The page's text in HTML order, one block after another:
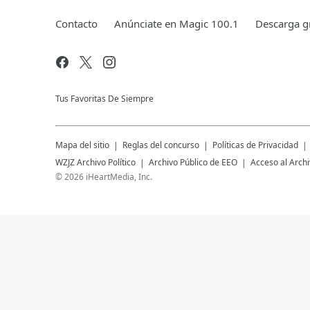
Contacto Anúnciate en Magic 100.1 Descarga
Tus Favoritas De Siempre
Mapa del sitio Reglas del concurso
Políticas de Privacidad
WZJZArchivo Político Archivo Público de EEO
Acceso al
©2026 iHeartMedia, Inc.